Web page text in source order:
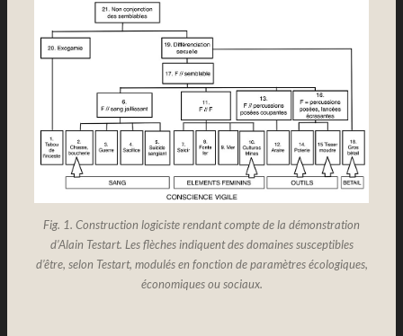
Fig. 1. Construction logiciste rendant compte de la démonstration
d’Alain Testart. Les flèches indiquent des domaines susceptibles
d’être, selon Testart, modulés en fonction de paramètres écologiques,
économiques ou sociaux.